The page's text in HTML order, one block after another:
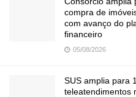
compra de
com avanço do
financeiro
05/08/2026
SUS amplia para
teleatendimentos